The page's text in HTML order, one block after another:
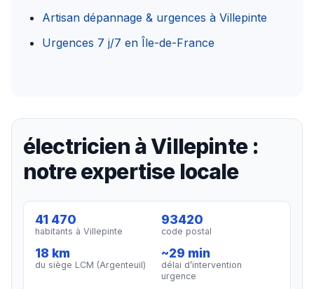
Artisan dépannage & urgences à Villepinte
Urgences 7 j/7 en Île-de-France
électricien à Villepinte :
notre expertise locale
41 470
habitants à Villepinte
93420
code postal
18 km
du siège LCM (Argenteuil)
~29 min
délai d’intervention
urgence